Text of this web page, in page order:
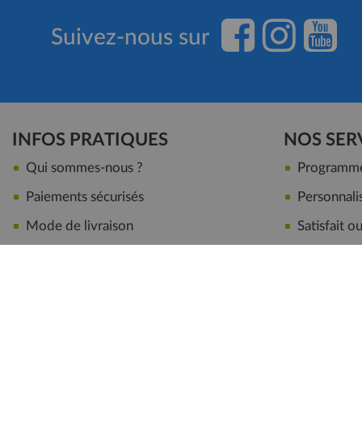
Suivez-nous sur
INFOS PRATIQUES
Qui sommes-nous ?
Paiements sécurisés
Mode de livraison
NOS
Satisfait